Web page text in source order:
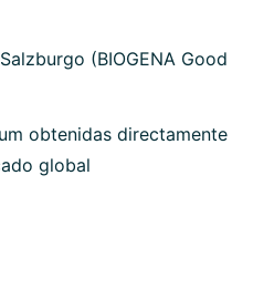
(BIOGENA Good
obtenidas directamente
global